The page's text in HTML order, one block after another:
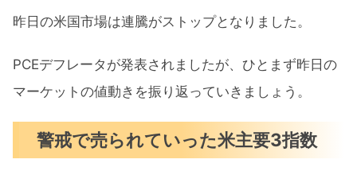
昨日の米国市場は連騰がストップとなりました。
PCEデフレータが発表されましたが、ひとまず昨日の
マーケットの値動きを振り返っていきましょう。
警戒で売られていった米主要3指数